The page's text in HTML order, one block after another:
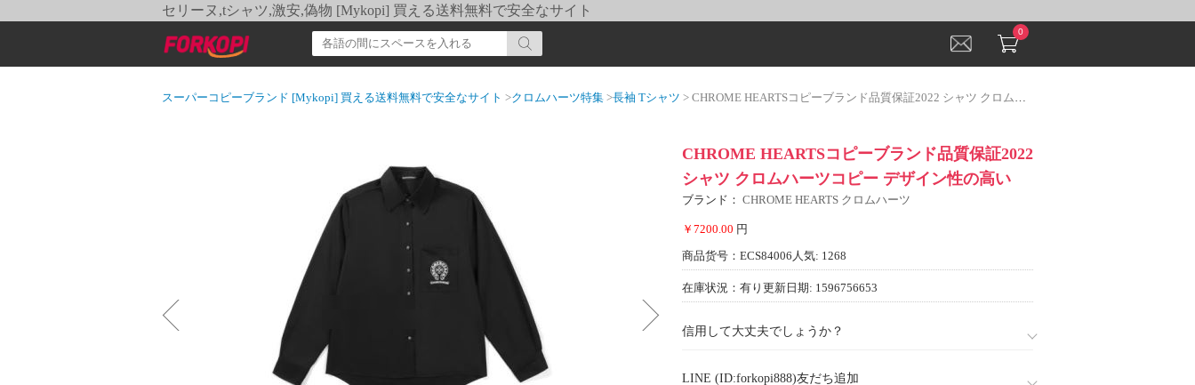
セリーヌ,tシャツ,激安,偽物 [Mykopi] 買える送料無料で安全なサイト
0
スーパーコピーブランド [Mykopi] 買える送料無料で安全なサイト >クロムハーツ特集 >長袖 Tシャツ > CHROME HEARTSコピーブランド品質保証2022 シャツ クロムハーツコピー デザイン性の高い
CHROME HEARTSコピーブランド品質保証2022
シャツ クロムハーツコピー デザイン性の高い
ブランド： CHROME HEARTS クロムハーツ
￥7200.00 円
商品货号：ECS84006 人気: 1268
在庫状況：有り 更新日期: 1596756653
信用して大丈夫でしょうか？
LINE (ID:forkopi888)友だち追加